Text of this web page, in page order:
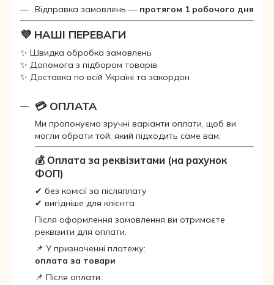
Відправка замовлень — протягом 1 робочого дня
💜 НАШІ ПЕРЕВАГИ
✨ Швидка обробка замовлень
✨ Допомога з підбором товарів
✨ Доставка по всій Україні та закордон
💳 ОПЛАТА
Ми пропонуємо зручні варіанти оплати, щоб ви
могли обрати той, який підходить саме вам:
💰 Оплата за реквізитами (на рахунок
ФОП)
✔ без комісії за післяплату
✔ вигідніше для клієнта
Після оформлення замовлення ви отримаєте
реквізити для оплати.
📌 У призначенні платежу:
оплата за товари
📌 Після оплати: